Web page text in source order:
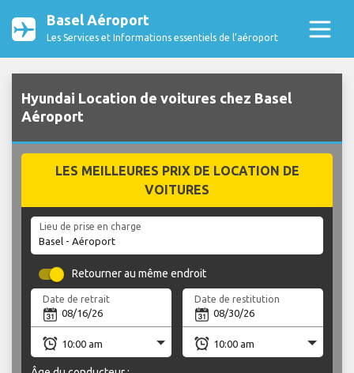
Basel Aéroport
Les Services et Informations essentiels de l’aéroport
Hyundai Location de voitures chez Basel
Aéroport
LES MEILLEURES PRIX DE LOCATION DE
VOITURES
Lieu de prise en charge
Retourner au même endroit
Date de retrait Date de restitution